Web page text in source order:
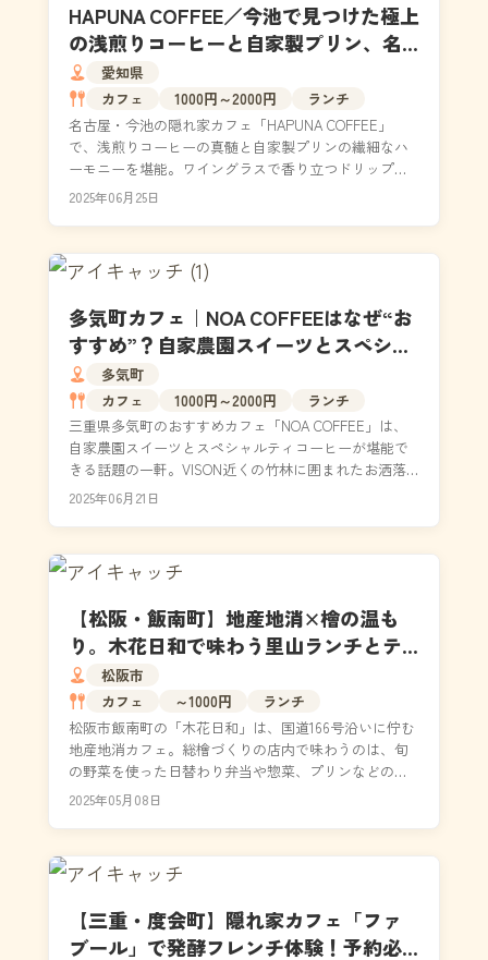
HAPUNA COFFEE／今池で見つけた極上
の浅煎りコーヒーと自家製プリン、名
古屋の新定番！？
愛知県
カフェ
1000円～2000円
ランチ
名古屋・今池の隠れ家カフェ「HAPUNA COFFEE」
で、浅煎りコーヒーの真髄と自家製プリンの繊細なハ
ーモニーを堪能。ワイングラスで香り立つドリップ、
TRUNK COFFEE出身バリスタの技術、福岡...
2025年06月25日
多気町カフェ｜NOA COFFEEはなぜ“お
すすめ”？自家農園スイーツとスペシャ
ルティコーヒーの実力に迫る
多気町
カフェ
1000円～2000円
ランチ
三重県多気町のおすすめカフェ「NOA COFFEE」は、
自家農園スイーツとスペシャルティコーヒーが堪能で
きる話題の一軒。VISON近くの竹林に囲まれたお洒落
空間で、テラス席やコンセント付きカウンター、...
2025年06月21日
【松阪・飯南町】地産地消×檜の温も
り。木花日和で味わう里山ランチとテ
イクアウト｜国道166号沿い
松阪市
カフェ
～1000円
ランチ
松阪市飯南町の「木花日和」は、国道166号沿いに佇む
地産地消カフェ。総檜づくりの店内で味わうのは、旬
の野菜を使った日替わり弁当や惣菜、プリンなどの手
作りスイーツ。里山の景色と木の温もりに癒されなが
2025年05月08日
【三重・度会町】隠れ家カフェ「ファ
ブール」で発酵フレンチ体験！予約必